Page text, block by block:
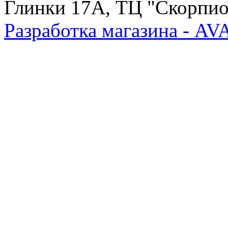
Глинки 17А, ТЦ
Разработка магазина -